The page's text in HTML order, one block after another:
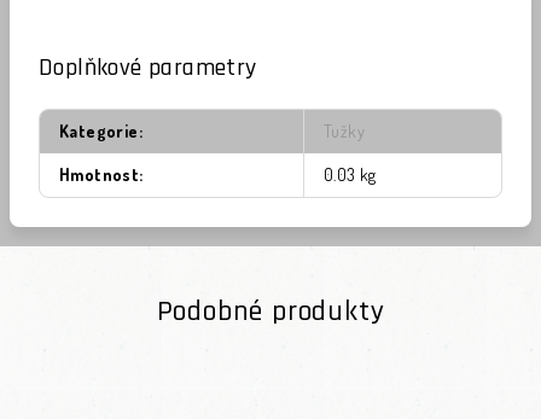
Doplňkové parametry
Kategorie: Tužky
Hmotnost: 0.03 kg
Podobné produkty